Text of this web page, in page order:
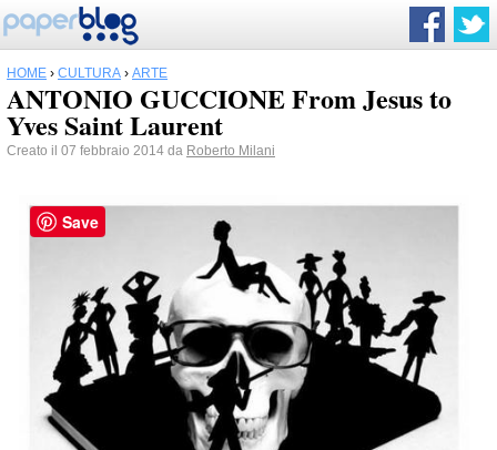
HOME › CULTURA › ARTE
ANTONIO GUCCIONE From Jesus to
Yves Saint Laurent
Creato il 07 febbraio 2014 da Roberto Milani
Save